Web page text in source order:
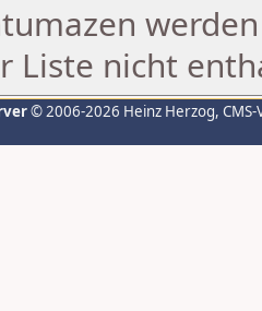
Liste nicht
© 2006-2026 Heinz Herzog,